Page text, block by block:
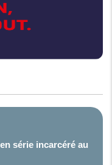
série incarcéré au